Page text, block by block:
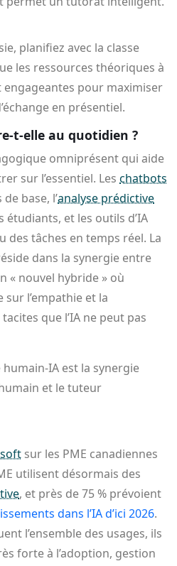
planifiez avec la classe
les ressources théoriques à
engageantes pour maximiser
en présentiel.
t-elle au quotidien ?
omniprésent qui aide
sur l’essentiel. Leschatbots
base, l’analyse prédictive
et les outils d’IA
des tâches en temps réel. La
dans la synergie entre
« nouvel hybride » où
sur l’empathie et la
que l’IA ne peut pas
IA est la synergie
et le tuteur
sur les PME canadiennes
utilisent désormais des
, et près de 75 % prévoient
dans l’IA d’ici 2026.
l’ensemble des usages, ils
forte à l’adoption, gestion